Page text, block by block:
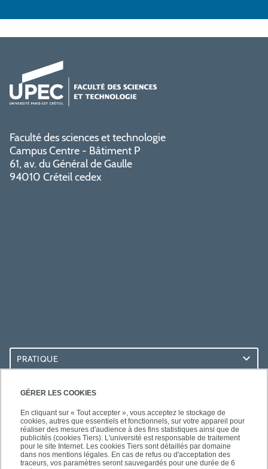
GÉRER LES COOKIES
En cliquant sur « Tout accepter », vous acceptez le stockage de
cookies, autres que essentiels et fonctionnels, sur votre appareil pour
réaliser des mesures d'audience à des fins statistiques ainsi que de
publicités (cookies Tiers). L'université est responsable de traitement
pour le site Internet. Les cookies Tiers sont détaillés par domaine
dans nos mentions légales. En cas de refus ou d'acceptation des
traceurs, vos paramètres seront sauvegardés pour une durée de 6
Faculté des sciences et technologie
Campus Centre - Bâtiment P
61, av. du Général de Gaulle
94010 Créteil cedex
PRATIQUE
ACCÈS RAPIDES
SUIVEZ-NOUS